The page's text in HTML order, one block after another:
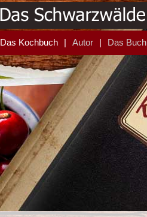
Das Kochbuch Autor Das Buch